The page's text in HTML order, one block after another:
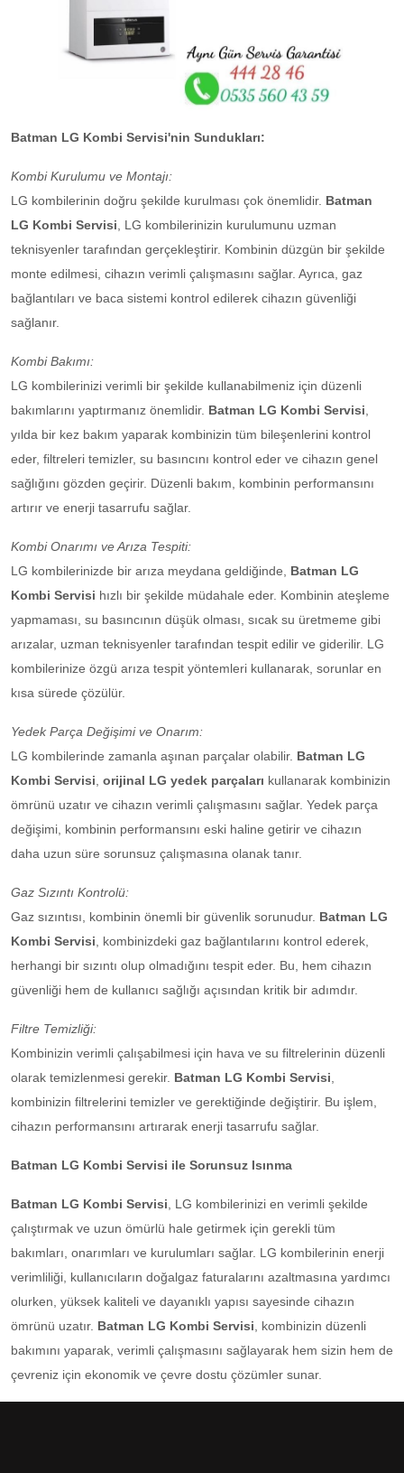
Batman LG Kombi Servisi'nin Sundukları:
Kombi Kurulumu ve Montajı:
LG kombilerinin doğru şekilde kurulması çok önemlidir. Batman
LG Kombi Servisi, LG kombilerinizin kurulumunu uzman
teknisyenler tarafından gerçekleştirir. Kombinin düzgün bir şekilde
monte edilmesi, cihazın verimli çalışmasını sağlar. Ayrıca, gaz
bağlantıları ve baca sistemi kontrol edilerek cihazın güvenliği
sağlanır.
Kombi Bakımı:
LG kombilerinizi verimli bir şekilde kullanabilmeniz için düzenli
bakımlarını yaptırmanız önemlidir. Batman LG Kombi Servisi,
yılda bir kez bakım yaparak kombinizin tüm bileşenlerini kontrol
eder, filtreleri temizler, su basıncını kontrol eder ve cihazın genel
sağlığını gözden geçirir. Düzenli bakım, kombinin performansını
artırır ve enerji tasarrufu sağlar.
Kombi Onarımı ve Arıza Tespiti:
LG kombilerinizde bir arıza meydana geldiğinde, Batman LG
Kombi Servisi hızlı bir şekilde müdahale eder. Kombinin ateşleme
yapmaması, su basıncının düşük olması, sıcak su üretmeme gibi
arızalar, uzman teknisyenler tarafından tespit edilir ve giderilir. LG
kombilerinize özgü arıza tespit yöntemleri kullanarak, sorunlar en
kısa sürede çözülür.
Yedek Parça Değişimi ve Onarım:
LG kombilerinde zamanla aşınan parçalar olabilir. Batman LG
Kombi Servisi, orijinal LG yedek parçaları kullanarak kombinizin
ömrünü uzatır ve cihazın verimli çalışmasını sağlar. Yedek parça
değişimi, kombinin performansını eski haline getirir ve cihazın
daha uzun süre sorunsuz çalışmasına olanak tanır.
Gaz Sızıntı Kontrolü:
Gaz sızıntısı, kombinin önemli bir güvenlik sorunudur. Batman LG
Kombi Servisi, kombinizdeki gaz bağlantılarını kontrol ederek,
herhangi bir sızıntı olup olmadığını tespit eder. Bu, hem cihazın
güvenliği hem de kullanıcı sağlığı açısından kritik bir adımdır.
Filtre Temizliği:
Kombinizin verimli çalışabilmesi için hava ve su filtrelerinin düzenli
olarak temizlenmesi gerekir. Batman LG Kombi Servisi,
kombinizin filtrelerini temizler ve gerektiğinde değiştirir. Bu işlem,
cihazın performansını artırarak enerji tasarrufu sağlar.
Batman LG Kombi Servisi ile Sorunsuz Isınma
Batman LG Kombi Servisi, LG kombilerinizi en verimli şekilde
çalıştırmak ve uzun ömürlü hale getirmek için gerekli tüm
bakımları, onarımları ve kurulumları sağlar. LG kombilerinin enerji
verimliliği, kullanıcıların doğalgaz faturalarını azaltmasına yardımcı
olurken, yüksek kaliteli ve dayanıklı yapısı sayesinde cihazın
ömrünü uzatır. Batman LG Kombi Servisi, kombinizin düzenli
bakımını yaparak, verimli çalışmasını sağlayarak hem sizin hem de
çevreniz için ekonomik ve çevre dostu çözümler sunar.